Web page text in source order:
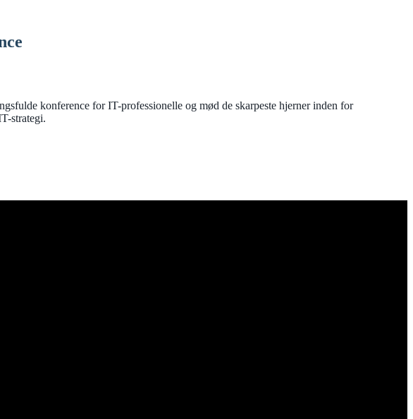
konference for IT-professionelle og mød de skarpeste hjerner inden for
strategi.